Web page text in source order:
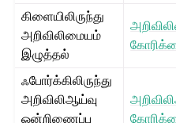
கிளையிலிருந்து
அறிவிலிமையம்
இழுத்தல்
ஃபோர்க்கிலிருந்து
அறிவிலிஆய்வு
ஒன்றிணைப்பு